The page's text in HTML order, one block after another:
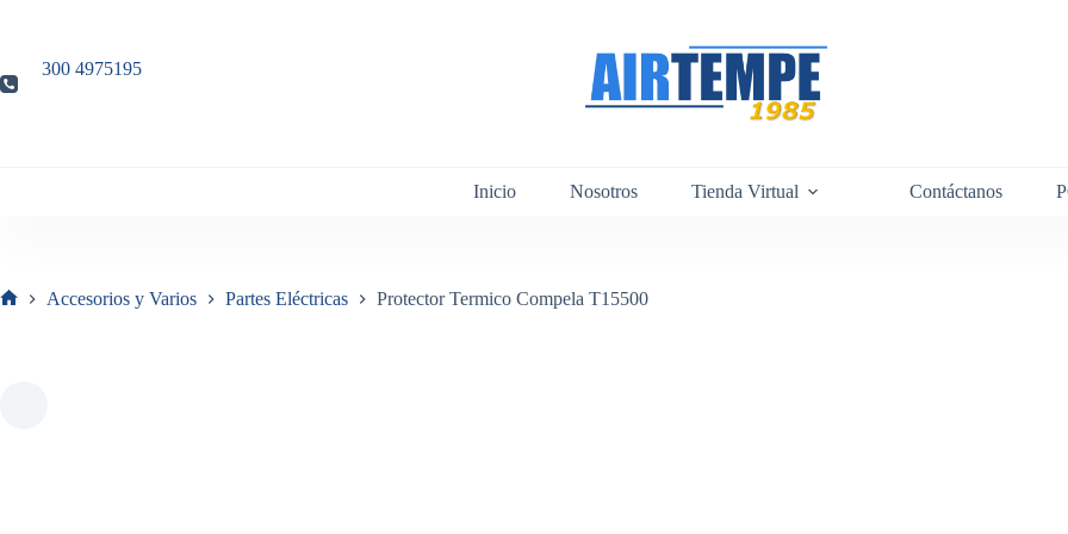
300 4975195
Inicio Nosotros Tienda Virtual Contáctanos
Accesorios y Varios Partes Eléctricas Protector Termico Compela T15500